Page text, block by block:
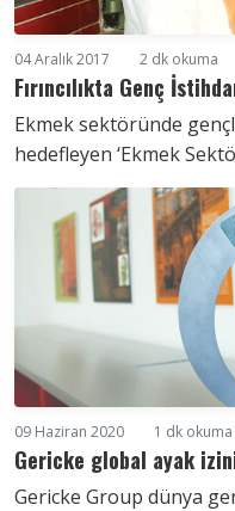
04 Aralık 2017 2 dk okuma
Fırıncılıkta Genç
Ekmek sektöründe
hedefleyen ‘Ekmek
09 Haziran 2020 1 dk okuma
Gericke global ayak
Gericke Group dünya